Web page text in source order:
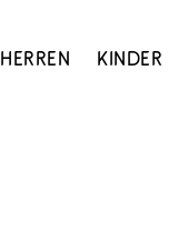
Herren Kinder